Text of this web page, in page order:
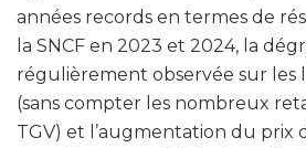
années records en termes de
la SNCF en 2023 et 2024, la
régulièrement observée sur les
(sans compter les nombreux
TGV) et l’augmentation du prix